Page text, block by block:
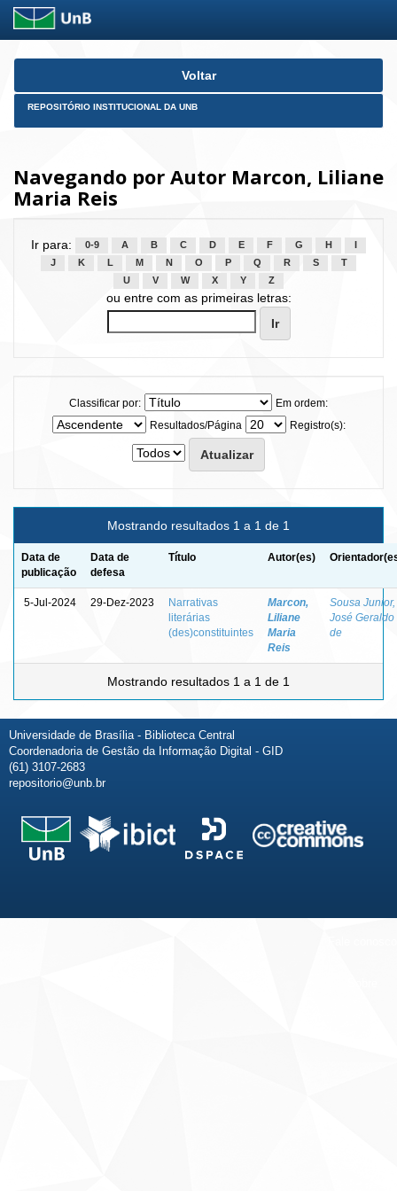
Skip
Voltar
REPOSITÓRIO INSTITUCIONAL DA UNB
Navegando por Autor Marcon, Liliane
Maria Reis
Ir para: 0-9 A B C D E F G H
J
K L M N O P Q R S
T
U
V W X Y Z
ou entre com as primeiras letras:
Classificar por:
Em ordem:
Resultados/Página
Registro(s):
Mostrando resultados 1 a 1 de 1
Data de
publicação
Data de
defesa
Título Autor(es)
5-Jul-2024 29-Dez-2023
Narrativas
literárias
(des)constituintes
Marcon,
Liliane
Maria
Reis
Sousa Junior,
José Geraldo
de
Mostrando resultados 1 a 1 de 1
Universidade de Brasília - Biblioteca Central
Coordenadoria de Gestão da Informação Digital - GID
(61) 3107-2683
repositorio@unb.br